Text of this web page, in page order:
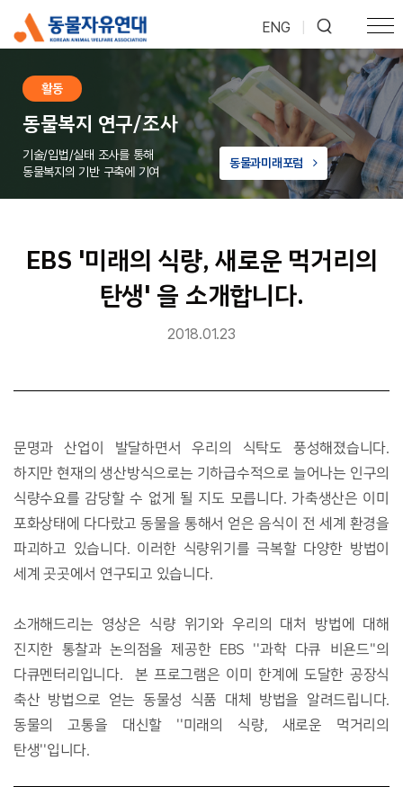
ENG
활동
동물복지 연구/조사
기술/입법/실태 조사를 통해
동물복지의 기반 구축에 기여
동물과미래포럼
EBS '미래의 식량, 새로운 먹거리의
탄생' 을 소개합니다.
2018.01.23
문명과 산업이 발달하면서 우리의 식탁도 풍성해졌습니다.
하지만 현재의 생산방식으로는 기하급수적으로 늘어나는 인구의
식량수요를 감당할 수 없게 될 지도 모릅니다. 가축생산은 이미
포화상태에 다다랐고 동물을 통해서 얻은 음식이 전 세계 환경을
파괴하고 있습니다. 이러한 식량위기를 극복할 다양한 방법이
세계 곳곳에서 연구되고 있습니다.
소개해드리는 영상은 식량 위기와 우리의 대처 방법에 대해
진지한 통찰과 논의점을 제공한 EBS ''과학 다큐 비욘드''의
다큐멘터리입니다. 본 프로그램은 이미 한계에 도달한 공장식
축산 방법으로 얻는 동물성 식품 대체 방법을 알려드립니다.
동물의 고통을 대신할 ''미래의 식량, 새로운 먹거리의
탄생''입니다.